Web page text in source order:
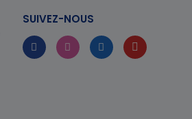
SUIVEZ-NOUS